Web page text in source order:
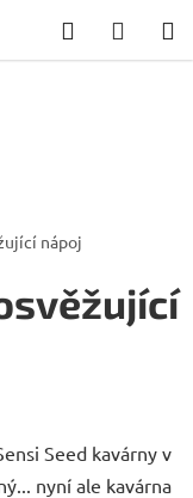
Hledat
KOŠÍK
nápoj
Seed kavárny v
nyní ale kavárna